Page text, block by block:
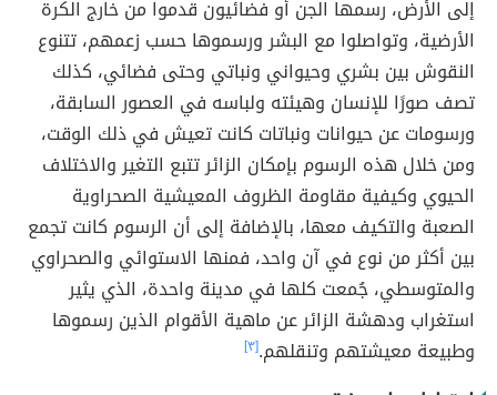
إلى الأرض، رسمها الجن أو فضائيون قدموا من خارج الكرة
الأرضية، وتواصلوا مع البشر ورسموها حسب زعمهم، تتنوع
النقوش بين بشري وحيواني ونباتي وحتى فضائي، كذلك
تصف صورًا للإنسان وهيئته ولباسه في العصور السابقة،
ورسومات عن حيوانات ونباتات كانت تعيش في ذلك الوقت،
ومن خلال هذه الرسوم بإمكان الزائر تتبع التغير والاختلاف
الحيوي وكيفية مقاومة الظروف المعيشية الصحراوية
الصعبة والتكيف معها، بالإضافة إلى أن الرسوم كانت تجمع
بين أكثر من نوع في آن واحد، فمنها الاستوائي والصحراوي
والمتوسطي، جُمعت كلها في مدينة واحدة، الذي يثير
استغراب ودهشة الزائر عن ماهية الأقوام الذين رسموها
وطبيعة معيشتهم وتنقلهم.[٣]